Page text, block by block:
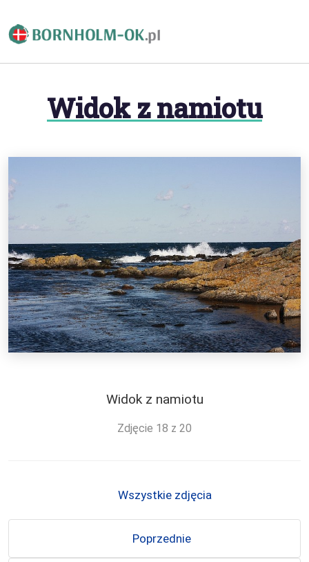
Widok z namiotu
Widok z namiotu
Zdjęcie 18 z 20
Poprzednie
Wszystkie zdjęcia